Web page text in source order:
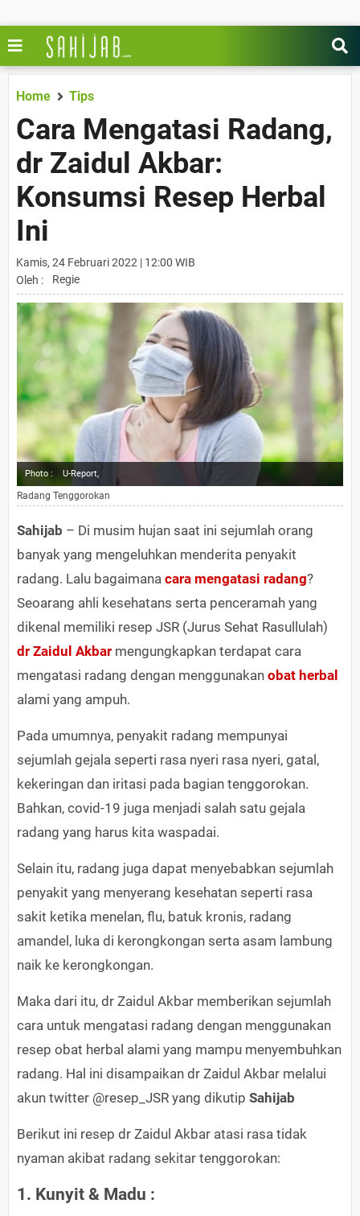
Home Tips
Cara Mengatasi Radang,
dr Zaidul Akbar:
Konsumsi Resep Herbal
Ini
Kamis, 24 Februari 2022 | 12:00 WIB
Oleh :
Regie
Photo : U-Report,
Radang Tenggorokan
Sahijab – Di musim hujan saat ini sejumlah orang
banyak yang mengeluhkan menderita penyakit
radang. Lalu bagaimana cara mengatasi radang?
Seoarang ahli kesehatans serta penceramah yang
dikenal memiliki resep JSR (Jurus Sehat Rasullulah)
dr Zaidul Akbar mengungkapkan terdapat cara
mengatasi radang dengan menggunakan obat herbal
alami yang ampuh.
Pada umumnya, penyakit radang mempunyai
sejumlah gejala seperti rasa nyeri rasa nyeri, gatal,
kekeringan dan iritasi pada bagian tenggorokan.
Bahkan, covid-19 juga menjadi salah satu gejala
radang yang harus kita waspadai.
Selain itu, radang juga dapat menyebabkan sejumlah
penyakit yang menyerang kesehatan seperti rasa
sakit ketika menelan, flu, batuk kronis, radang
amandel, luka di kerongkongan serta asam lambung
naik ke kerongkongan.
Maka dari itu, dr Zaidul Akbar memberikan sejumlah
cara untuk mengatasi radang dengan menggunakan
resep obat herbal alami yang mampu menyembuhkan
radang. Hal ini disampaikan dr Zaidul Akbar melalui
akun twitter @resep_JSR yang dikutip Sahijab
Berikut ini resep dr Zaidul Akbar atasi rasa tidak
nyaman akibat radang sekitar tenggorokan:
1. Kunyit & Madu :